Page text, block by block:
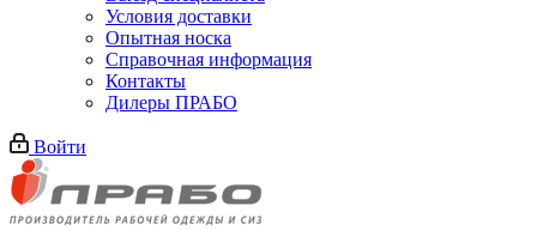
Условия доставки
Опытная носка
Справочная информация
Контакты
Дилеры ПРАБО
Войти